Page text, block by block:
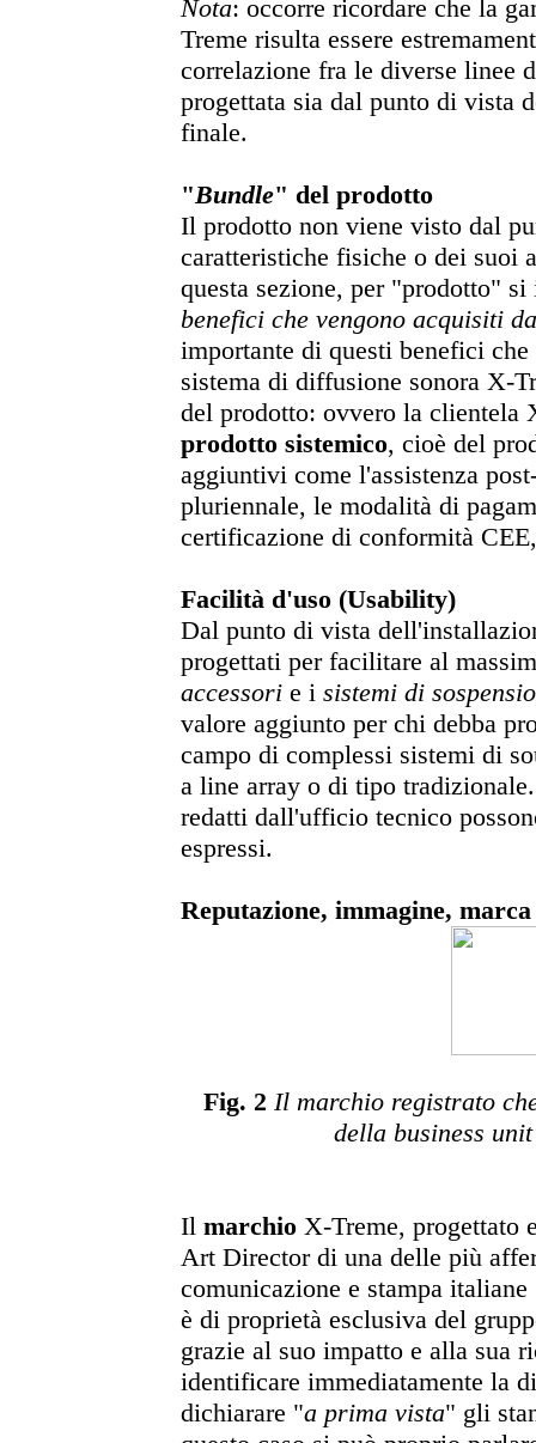
Nota: occorre ricordare che la
Treme risulta essere
correlazione fra le diverse linee
progettata sia dal punto di vista
finale.
"Bundle" del prodotto
Il prodotto non viene visto dal
caratteristiche fisiche o dei suoi
questa sezione, per "prodotto"
benefici che vengono acquisiti
importante di questi benefici
sistema di diffusione sonora X-
del prodotto: ovvero la clientela
prodotto sistemico, cioè del
aggiuntivi come l'assistenza
pluriennale, le modalità di
certificazione di conformità
Facilità d'uso (Usability)
Dal punto di vista
progettati per facilitare al
accessorie i sistemi di
valore aggiunto per chi debba
campo di complessi sistemi di
a line array o di tipo
redatti dall'ufficio tecnico
espressi.
Reputazione, immagine, marca
Fig. 2 Il marchio registrato
della business
Il marchioX-Treme, progettato
Art Director di una delle più
comunicazione e stampa italiane
è di proprietà esclusiva del
grazie al suo impatto e alla sua
identificare immediatamente la
dichiarare "a prima vista" gli